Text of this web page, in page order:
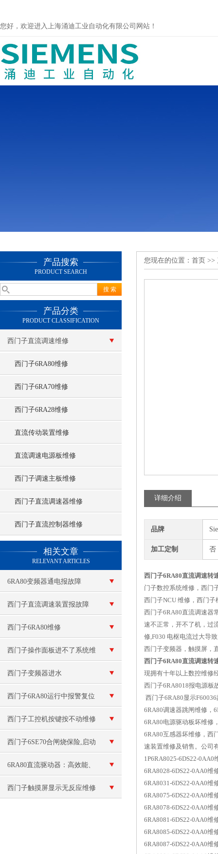
您好，欢迎进入上海涌迪工业自动化有限公司网站！
产品搜索
PRODUCT SEARCH
产品分类
PRODUCT CLASSIFICATION
西门子直流调速维修
西门子6RA80维修
西门子6RA70维修
西门子6RA28维修
直流传动装置维修
直流调速电源板维修
西门子调速主板维修
西门子直流调速器维修
西门子直流控制器维修
相关文章
RELEVANT ARTICLES
6RA80变频器通电报故障
F60100
西门子直流调速装置报故障
西门子6RA80维修
西门子操作面板进不了系统维
修
西门子变频器进水
西门子6RA80运行中报警复位
不了维修F6030*
西门子工控机按键按不动维修
西门子6SE70合闸烧保险,启动
跳闸维修
6RA80直流驱动器：高效能、
稳定可靠的直流驱动解决方案
西门子触摸屏显示无反应维修
您现在的位置： 首页 >>
详细介绍
品牌
加工定制 否
西门子6RA80直流调速转
门子数控系统维修，西门
西门子NCU 维修，西门
西门子6RA80直流调速器
速不正常，开不了机，过
修,F030 电枢电流过大导
西门子变频器，触摸屏，
西门子6RA80直流调速转
现拥有十年以上数控维修
西门子6RA8018报电源板
西门子6RA80显示
6RA80调速器跳闸维修，
6RA80电源驱动板坏维修
6RA80互感器坏维修，西
速装置维修及销售。公司
1P6RA8025-6DS22-
6RA8028-6DS22-0AA0维
6RA8031-6DS22-0AA0维
6RA8075-6DS22-0AA0维
6RA8078-6DS22-0AA0维
6RA8081-6DS22-0AA0维
6RA8085-6DS22-0AA0维
6RA8087-6DS22-0AA0维